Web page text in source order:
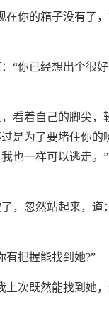
在你的箱子没有了
“你已经想出个很
看着自己的脚尖，
是为了要堵住你的
也一样可以逃走。
，忽然站起来，道
有把握能找到她?”
上次既然能找到她